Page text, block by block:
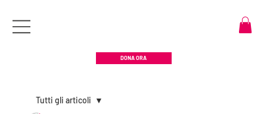
DONA ORA
Tutti gli articoli